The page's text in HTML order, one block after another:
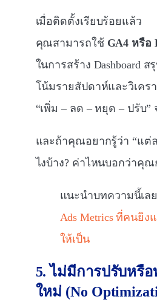
เมื่อติดตั้งเรียบร้อยแล้ว
คุณสามารถใช้ GA4 หรือ
ในการสร้าง Dashboard
โน้มรายสัปดาห์และวิเคร
“เพิ่ม – ลด – หยุด – ปรับ”
และถ้าคุณอยากรู้ว่า “แต่
ไงบ้าง? ค่าไหนบอกว่าคุ
แนะนำบทความนี้เล
Ads Metrics ที่คนยิง
ให้เป็น
5. ไม่มีการปรับหรื
ใหม่ (No